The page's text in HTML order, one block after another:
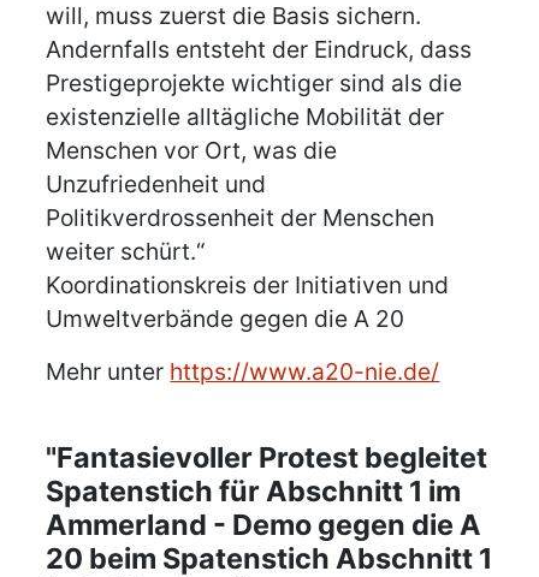
will, muss zuerst die Basis sichern.
Andernfalls entsteht der Eindruck, dass
Prestigeprojekte wichtiger sind als die
existenzielle alltägliche Mobilität der
Menschen vor Ort, was die
Unzufriedenheit und
Politikverdrossenheit der Menschen
weiter schürt.“
Koordinationskreis der Initiativen und
Umweltverbände gegen die A 20
Mehr unter https://www.a20-nie.de/
"Fantasievoller Protest begleitet
Spatenstich für Abschnitt 1 im
Ammerland - Demo gegen die A
20 beim Spatenstich Abschnitt 1